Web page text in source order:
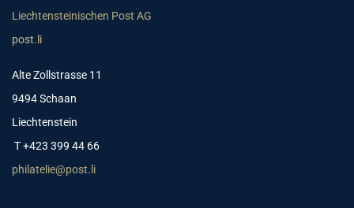
Liechtensteinischen Post AG
post.li
Alte Zollstrasse 11
9494 Schaan
Liechtenstein
T +423 399 44 66
philatelie@post.li